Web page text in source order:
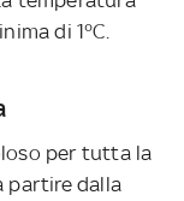
di 1°C.
per tutta la
partire dalla